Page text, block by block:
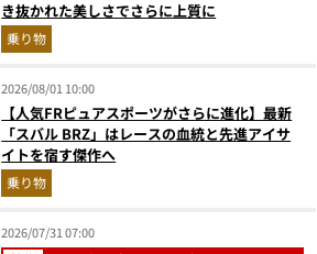
き抜かれた美しさでさらに上質に
乗り物
2026/08/01 10:00
【人気FRピュアスポーツがさらに進化】最新
「スバル BRZ」はレースの血統と先進アイサ
イトを宿す傑作へ
乗り物
2026/07/31 07:00